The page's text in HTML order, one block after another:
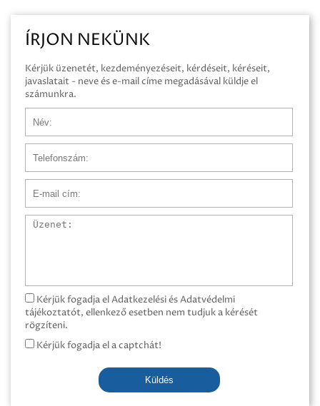
ÍRJON NEKÜNK
Kérjük üzenetét, kezdeményezéseit, kérdéseit, kéréseit,
javaslatait - neve és e-mail címe megadásával küldje el
számunkra.
Üzenet
Kérjük fogadja el Adatkezelési és Adatvédelmi
tájékoztatót, ellenkező esetben nem tudjuk a kérését
rögzíteni.
Kérjük fogadja el a captchát!
Küldés